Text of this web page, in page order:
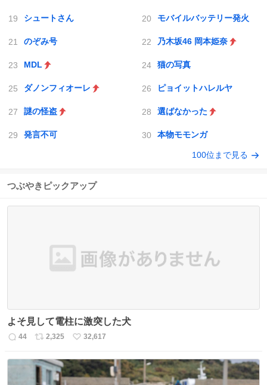
シュートさん モバイルバッテリー発火
のぞみ号 乃木坂46 岡本姫奈
MDL 猫の写真
ダノンフィオーレ ピョイットハレルヤ
謎の怪盗 選ばなかった
発言不可 本物モモンガ
100位まで見る
つぶやきピックアップ
よそ見して電柱に激突した犬
返
数
44
リ
ス
ト
2,325
い
ね
数
32,617